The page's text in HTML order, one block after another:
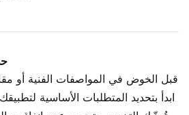
قبل الخوض في المواصفات الفنية أو
ابدأ بتحديد المتطلبات الأساسية